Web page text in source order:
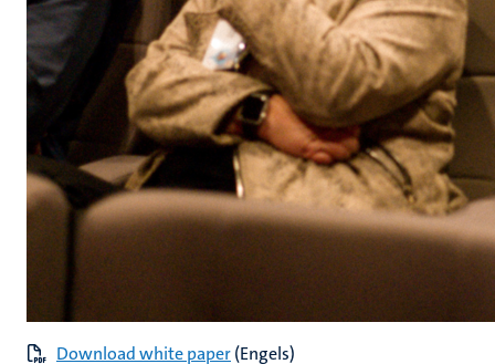
Download white paper(Engels)